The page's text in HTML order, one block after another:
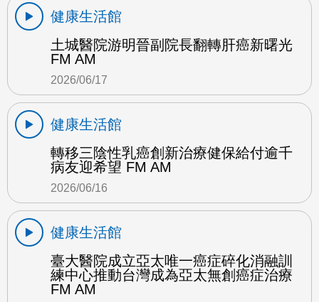
健康生活館
土城醫院游明晉副院長翻轉肝癌新曙光
FM AM
2026/06/17
健康生活館
轉移三陰性乳癌創新治療健保給付逾千
病友迎希望 FM AM
2026/06/16
健康生活館
臺大醫院成立亞太唯一癌症碎化消融訓
練中心推動台灣成為亞太無創癌症治療
FM AM